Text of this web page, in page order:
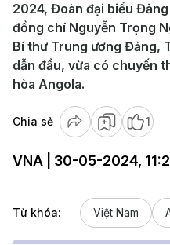
2024, Đoàn đại biểu
đồng chí Nguyễn Trọng
Bí thư Trung ương Đảng,
dẫn đầu, vừa có chuyến
hòa Angola.
Chia sẻ 1
VNA | 30-05-2024,
Từ khóa: Việt Nam